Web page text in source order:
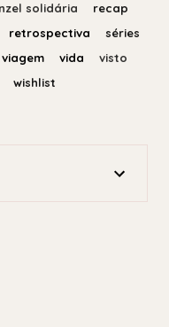
solidária
recap
retrospectiva
séries
viagem vida
visto
wishlist